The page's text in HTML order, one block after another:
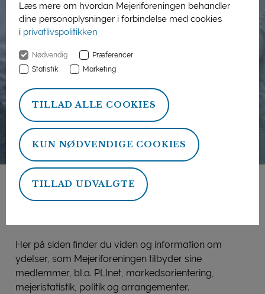
Læs mere om hvordan Mejeriforeningen behandler
dine personoplysninger i forbindelse med cookies
i privatlivspolitikken
Nødvendig
Præferencer
Statistik
Marketing
TILLAD ALLE COOKIES
KUN NØDVENDIGE COOKIES
TILLAD UDVALGTE
Mejeriforeningens
Her på siden finder du viden og information om
ydelser, som Mejeriforeningen tilbyder sine
medlemmer, bl.a. PLInet, markedsorientering,
mejeristatistik, politik og arrangementer.